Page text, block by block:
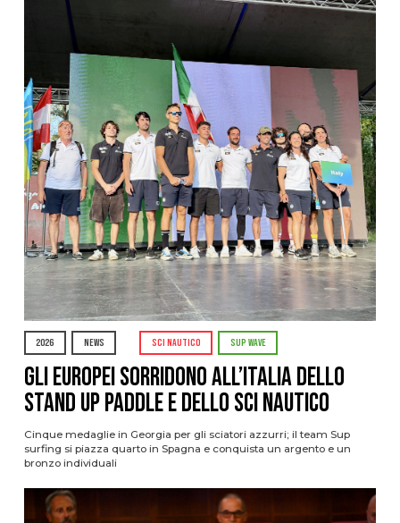
2026 NEWS SCI NAUTICO SUP WAVE
Gli Europei sorridono all’Italia dello
stand up paddle e dello sci nautico
Cinque medaglie in Georgia per gli sciatori azzurri; il team Sup
surfing si piazza quarto in Spagna e conquista un argento e un
bronzo individuali